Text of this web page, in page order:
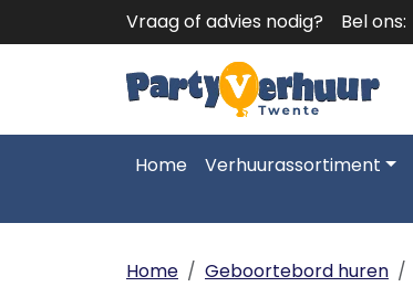
Vraag of advies nodig? Bel ons:
Home Verhuurassortiment
Home Geboortebord huren